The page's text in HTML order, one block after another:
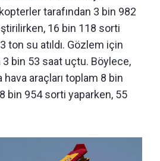
tarafından 3 bin 982
16 bin 118 sorti
ton su atıldı. Gözlem için
3 bin 53 saat uçtu. Böylece,
hava araçları toplam 8 bin
bin 954 sorti yaparken, 55